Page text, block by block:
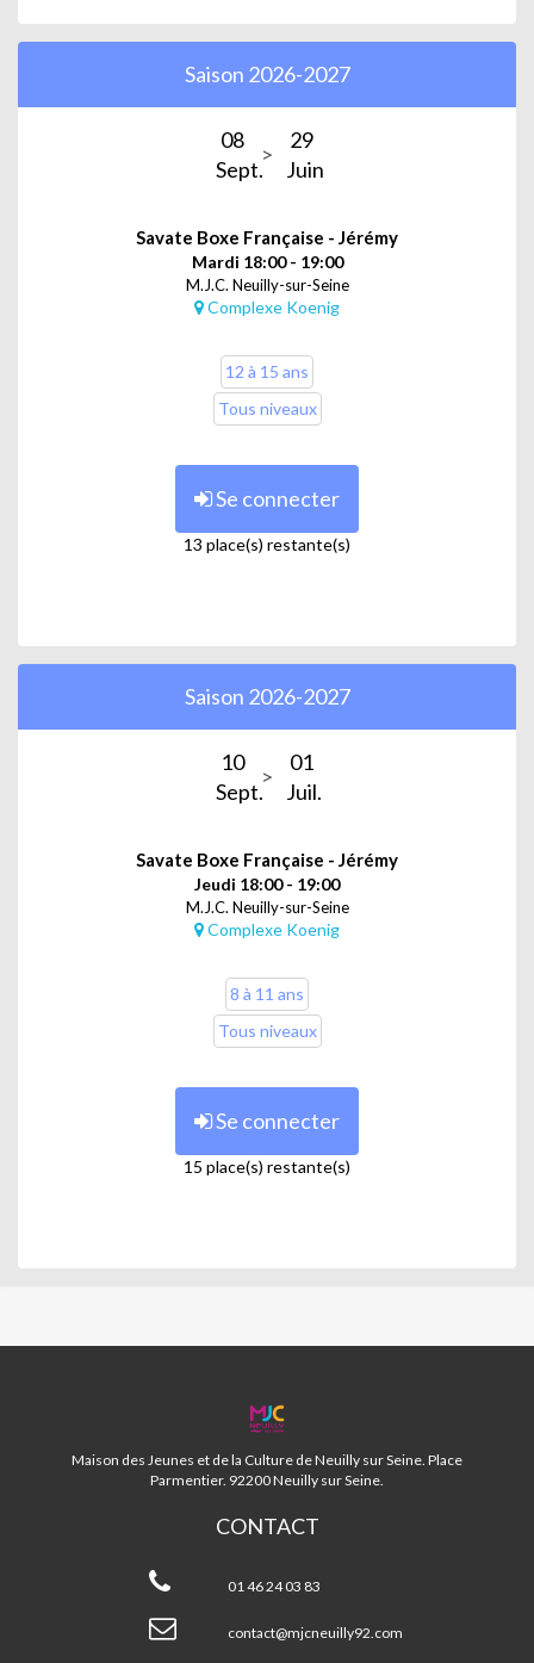
Saison 2026-2027
08
Sept.
29
Juin
Savate Boxe Française - Jérémy
Mardi 18:00 - 19:00
M.J.C. Neuilly-sur-Seine
Complexe Koenig
12 à 15 ans
Tous niveaux
Se connecter
13 place(s) restante(s)
Saison 2026-2027
10
Sept.
01
Juil.
Savate Boxe Française - Jérémy
Jeudi 18:00 - 19:00
M.J.C. Neuilly-sur-Seine
Complexe Koenig
8 à 11 ans
Tous niveaux
Se connecter
15 place(s) restante(s)
MJC
NEUILLY
92
Maison des Jeunes et de la Culture de Neuilly sur Seine. Place
Parmentier. 92200 Neuilly sur Seine.
CONTACT
Neuilly
01 46 24 03 83
contact@mjcneuilly92.com